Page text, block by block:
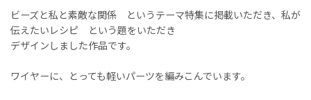
ビーズと私と素敵な関係 というテーマ特集に掲載いただき、私が
伝えたいレシピ という題をいただき
デザインしました作品です。
ワイヤーに、とっても軽いパーツを編みこんでいます。